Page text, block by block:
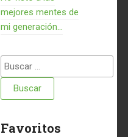
mejores mentes de
mi generación…
Buscar:
Favoritos